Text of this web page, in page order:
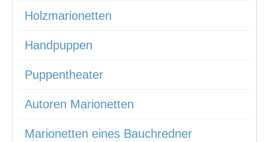
Holzmarionetten
Handpuppen
Puppentheater
Autoren Marionetten
Marionetten eines Bauchredner